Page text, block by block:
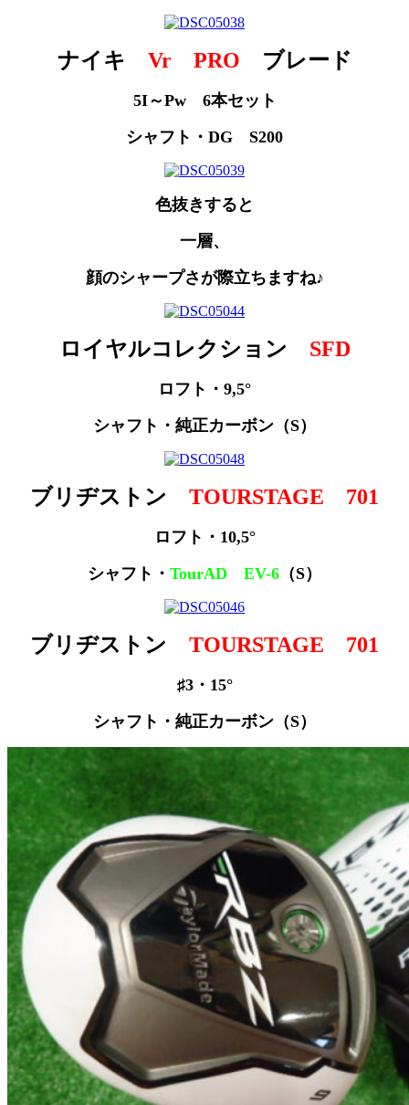
ナイキ Vr PRO ブレード
5I～Pw 6本セット
シャフト・DG S200
色抜きすると
一層、
顔のシャープさが際立ちますね♪
ロイヤルコレクション SFD
ロフト・9,5°
シャフト・純正カーボン（S）
ブリヂストン TOURSTAGE 701
ロフト・10,5°
シャフト・ TourAD EV-6 （S）
ブリヂストン TOURSTAGE 701
♯3・15°
シャフト・純正カーボン（S）